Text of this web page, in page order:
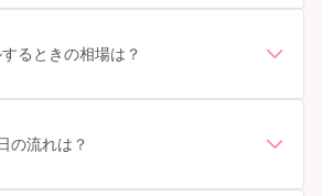
選び: 自分の体型に合ったサイズを
るもの（小物や帯、草履など）を確
必要があります。 お店選び: 評判や
るときの相場は？
なものやブランド物になると、それ
の流れは？